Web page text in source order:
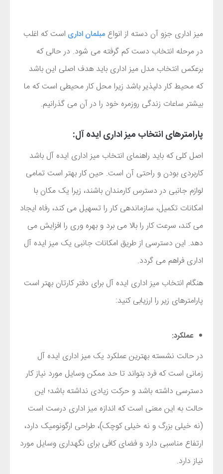
میز اداری جزو آن دسته از انواع مبلمان اداری است که اغلب
در مرحله انتخاب دست کم گرفته می شود. در حالی که
برعکس انتخاب مدل میز اداری باید هدف اصلی این باشد
که محیط کار دلپذیر باشد زیرا محل کار محیطی است که ما
بیشتر ساعات زندگی روزمره خود را در آن می گذرانیم.
پارامترهای انتخاب میز اداری ایده آل:
اصل کلی که باید راهنمای انتخاب میز اداری ایده آل باشد
کاربردی بودن و راحتی آن است. حین کار بهتر است تمامی
لوازم جانبی در دسترس کارمندان باشند، زیرا یک مکان با
امکانات تکمیل، سازماندهی کار را تسهیل می کند، رفاه ایجاد
می کند، سرعت کار را بالا می برد و بهره وری را افزایش می
دهد. این دسترسی از طریق امکانات جانبی یک میز ایده آل
اداری فراهم می گردد.
هنگام انتخاب میز اداری ایده آل برای دفتر کارتان بهتر است
پارامترهای زیر را ارزیابی کنید:
عملکرد:
در حالت نشسته بهترین عملکرد یک میز اداری ایده آل
زمانی است که فرد بتواند تا حد ممکن وسایل مورد نیاز کار
دسترسی داشته باشد و حرکت زیادی نداشته باشد؛ این
حالت به این معنی است که اندازه میز اداری درست است
(نه خیلی بزرگ و نه خیلی کوچک)، طراحی ارگونومیک دارد،
ارتفاع مناسبی دارد و فضای کافی برای نگهداری وسایل مورد
نیاز دارد.